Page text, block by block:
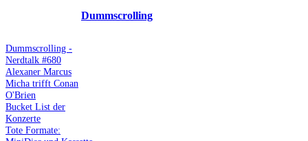
Dummscrolling
Dummscrolling -
Nerdtalk #680
Alexaner Marcus
Micha trifft Conan
O'Brien
Bucket List der
Konzerte
Tote Formate: